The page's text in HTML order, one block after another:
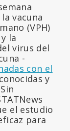
vacuna
(VPH)
la
virus del
-
con el
y
el estudio
para